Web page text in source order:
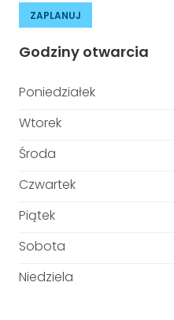
ZAPLANUJ
Godziny otwarcia
Poniedziałek
Wtorek
Środa
Czwartek
Piątek
Sobota
Niedziela